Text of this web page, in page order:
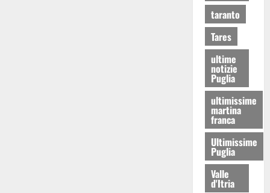
taranto
Tares
ultime
notizie
Puglia
ultimissime
martina
franca
Ultimissime
Puglia
Valle
d'Itria